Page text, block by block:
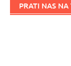
PRATI NAS